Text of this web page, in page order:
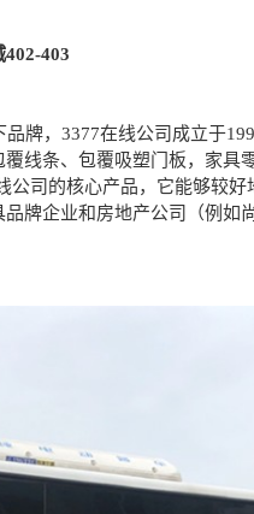
402-403
牌，3377在线公司成立于
线条、包覆吸塑门板，家具
司的核心产品，它能够较
牌企业和房地产公司（例如